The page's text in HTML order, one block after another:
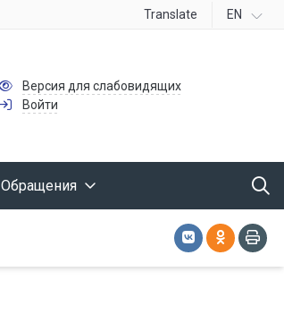
Translate EN
Версия для слабовидящих
Войти
Обращения